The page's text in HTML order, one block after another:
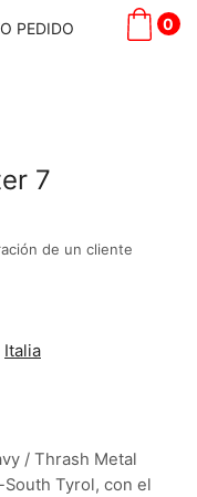
PEDIDO 0
7
de un cliente
Italia
/ Thrash Metal
Tyrol, con el